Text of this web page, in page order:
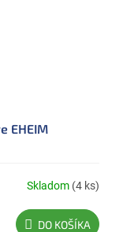
EHEIM
Skladom (4 ks)
DO KOŠÍKA